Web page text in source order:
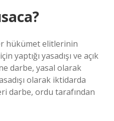
hükümet elitlerinin
yaptığı yasadışı ve açık
darbe, yasal olarak
olarak iktidarda
darbe, ordu tarafından